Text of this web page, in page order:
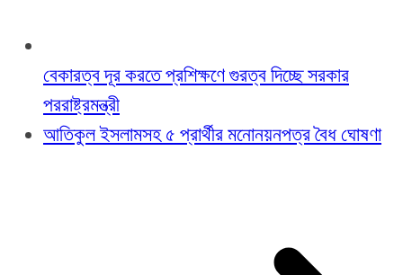
বেকারত্ব দূর করতে প্রশিক্ষণে গুরত্ব দিচ্ছে সরকার
পররাষ্ট্রমন্ত্রী
আতিকুল ইসলামসহ ৫ প্রার্থীর মনোনয়নপত্র বৈধ ঘোষণা